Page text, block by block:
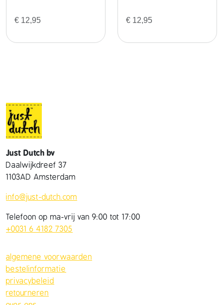
€ 12,95 € 12,95
Just Dutch bv
Daalwijkdreef 37
1103AD Amsterdam
info@just-dutch.com
Telefoon op ma-vrij van 9:00 tot 17:00
+0031 6 4182 7305
algemene voorwaarden
bestelinformatie
privacybeleid
retourneren